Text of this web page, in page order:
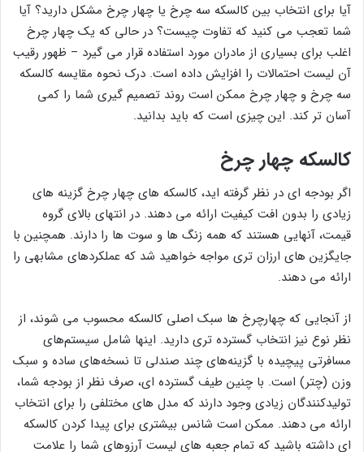
آیا برای انتخاب بین کالسکه سه چرخ یا چهار چرخ مشکل دارید؟ آیا
شما تعجب می کنید که تفاوت چیست؟ در حالی که یک چهار چرخ
اغلب برای بسیاری از مادران مورد استفاده قرار می گیرد – ظهور رقیب
آن لیست احتمالات را افزایش داده است. درک نحوه مقایسه کالسکه
سه چرخ و چهار چرخ ممکن است روند تصمیم گیری شما را کمی
آسان تر کند. این چیزی است که باید بدانید.
کالسکه چهار چرخ
اگر بودجه ای در نظر گرفته اید، کالسکه های چهار چرخ گزینه های
زیادی را بدون افت کیفیت ارائه می دهند. در انتهای بالای گروه
قیمت، آنهایی هستند که همه زنگ ها و سوت ها را دارند. همچنین با
جایگزین های ارزان تری مواجه خواهید شد که عملکردهای مشابهی را
ارائه می دهند.
از آنجایی که چهارچرخ ها سبک اصلی کالسکه محسوب می شوند، از
نظر نوع نیز انتخاب گسترده تری دارید. اینها شامل سیستم‌های
مسافرتی پیچیده با گزینه‌های چند صندلی تا نسخه‌های ساده و سبک
وزن (چتر) است. با چنین طیف گسترده ای، صرف نظر از بودجه شما،
تولیدکنندگان زیادی وجود دارند که مدل های مختلفی را برای انتخاب
ارائه می دهند. ممکن است شانس بیشتری برای پیدا کردن کالسکه
ای داشته باشید که تمام جعبه های لیست آرزوهای شما را علامت